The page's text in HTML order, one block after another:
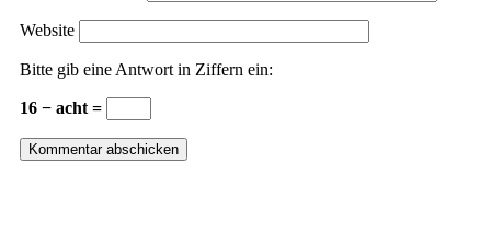
Website
Bitte gib eine Antwort in Ziffern ein:
16 − acht =